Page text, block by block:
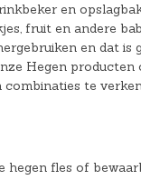
en
fruit en andere
en dat is
Hegen producten
combinaties te
hegen fles of